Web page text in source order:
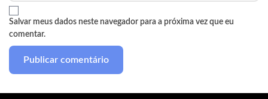
Salvar meus dados neste navegador para a próxima vez que eu
comentar.